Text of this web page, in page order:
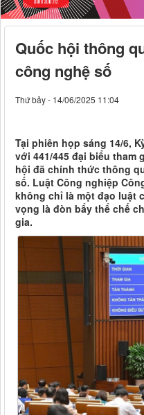
Quốc hội thông
công nghệ số
Thứ bảy - 14/06/2025 11:04
Tại phiên họp sáng 14/6,
với 441/445 đại biểu tham
hội đã chính thức thông
số. Luật Công nghiệp
không chỉ là một đạo luật
vọng là đòn bẩy thể chế
gia.